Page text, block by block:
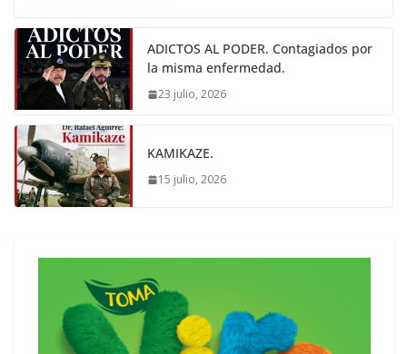
ADICTOS AL PODER. Contagiados por
la misma enfermedad.
23 julio, 2026
KAMIKAZE.
15 julio, 2026